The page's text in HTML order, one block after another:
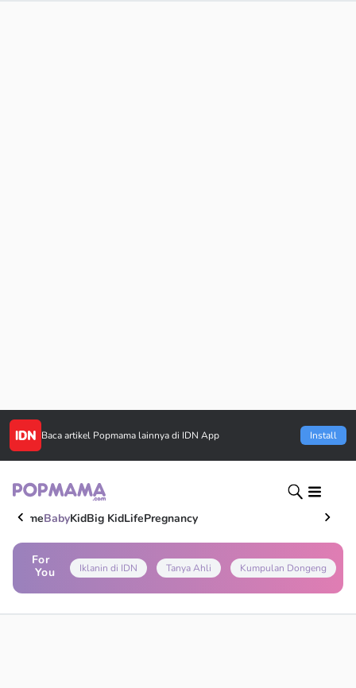
Baca artikel Popmama lainnya di IDN App Install
HomeBabyKidBig KidLifePregnancy
For
You
Iklanin di IDN Tanya Ahli Kumpulan Dongeng